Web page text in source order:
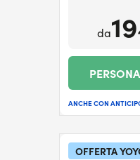
da
ANCHE CON
OFFERTA